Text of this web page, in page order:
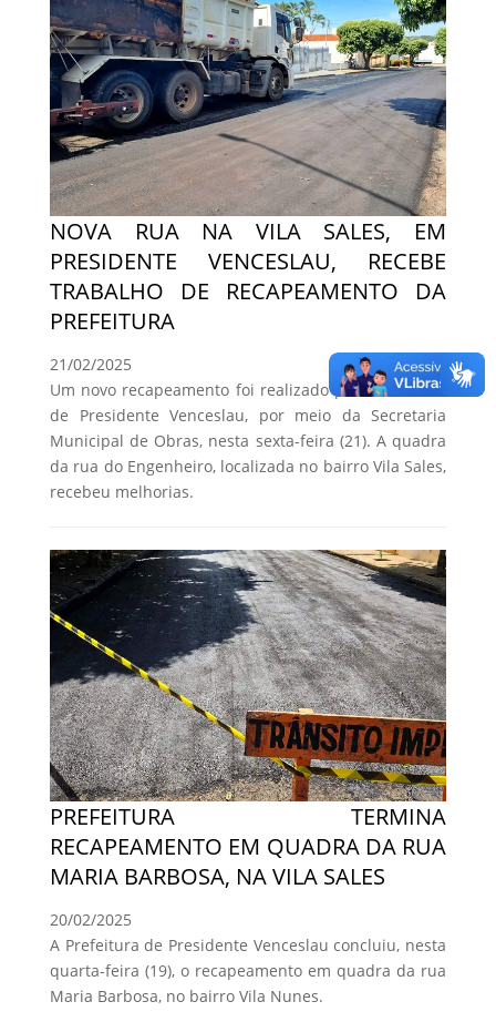
NOVA RUA NA VILA SALES, EM
PRESIDENTE VENCESLAU, RECEBE
TRABALHO DE RECAPEAMENTO DA
PREFEITURA
21/02/2025
Um novo recapeamento foi realizado pela Prefeitura
de Presidente Venceslau, por meio da Secretaria
Municipal de Obras, nesta sexta-feira (21). A quadra
da rua do Engenheiro, localizada no bairro Vila Sales,
recebeu melhorias.
PREFEITURA TERMINA
RECAPEAMENTO EM QUADRA DA RUA
MARIA BARBOSA, NA VILA SALES
20/02/2025
A Prefeitura de Presidente Venceslau concluiu, nesta
quarta-feira (19), o recapeamento em quadra da rua
Maria Barbosa, no bairro Vila Nunes.